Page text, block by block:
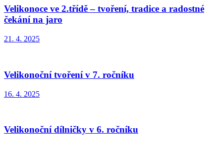
Velikonoce ve 2.třídě – tvoření, tradice a radostné
čekání na jaro
21. 4. 2025
Velikonoční tvoření v 7. ročníku
16. 4. 2025
Velikonoční dílničky v 6. ročníku